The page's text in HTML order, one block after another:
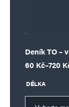
Deník TO –
60 Kč–720
Rozpětí cen:
DÉLKA